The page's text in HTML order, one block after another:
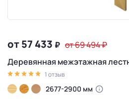
от 57 433 ₽ от 69 494₽
Деревянная межэтажная
1 отзыв
2677-2900 мм